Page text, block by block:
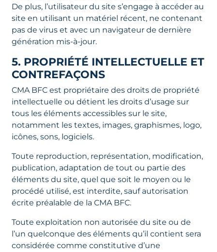
De plus, l’utilisateur du site s’engage à accéder au
site en utilisant un matériel récent, ne contenant
pas de virus et avec un navigateur de dernière
génération mis-à-jour.
5. PROPRIÉTÉ INTELLECTUELLE ET
CONTREFAÇONS
CMA BFC est propriétaire des droits de propriété
intellectuelle ou détient les droits d’usage sur
tous les éléments accessibles sur le site,
notamment les textes, images, graphismes, logo,
icônes, sons, logiciels.
Toute reproduction, représentation, modification,
publication, adaptation de tout ou partie des
éléments du site, quel que soit le moyen ou le
procédé utilisé, est interdite, sauf autorisation
écrite préalable de la CMA BFC.
Toute exploitation non autorisée du site ou de
l’un quelconque des éléments qu’il contient sera
considérée comme constitutive d’une